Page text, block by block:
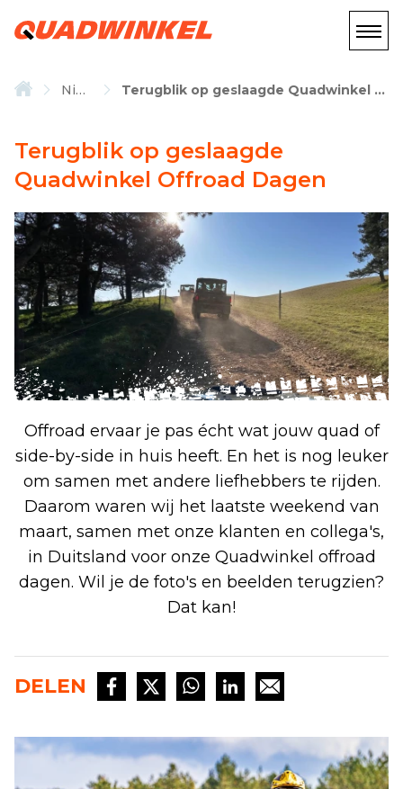
Nieuws Terugblik op geslaagde Quadwinkel Offroad Dagen
Terugblik op geslaagde
Quadwinkel Offroad Dagen
Offroad ervaar je pas écht wat jouw quad of
side-by-side in huis heeft. En het is nog leuker
om samen met andere liefhebbers te rijden.
Daarom waren wij het laatste weekend van
maart, samen met onze klanten en collega's,
in Duitsland voor onze Quadwinkel offroad
dagen. Wil je de foto's en beelden terugzien?
Dat kan!
DELEN